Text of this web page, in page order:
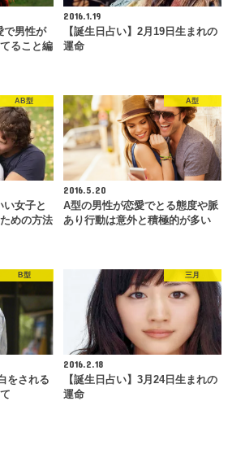
で男性が
ること編
2016.1.19
【誕生日占い】2月19日生まれの
運命
AB型
い女子と
めの方法
A型
2016.5.20
A型の男性が恋愛でとる態度や脈
あり行動は意外と積極的が多い
B型
をされる
三月
2016.2.18
【誕生日占い】3月24日生まれの
運命